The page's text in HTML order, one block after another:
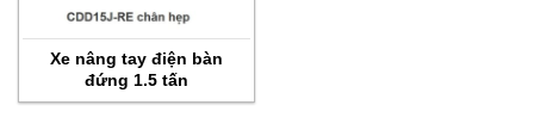
Xe nâng tay điện bàn
đứng 1.5 tấn